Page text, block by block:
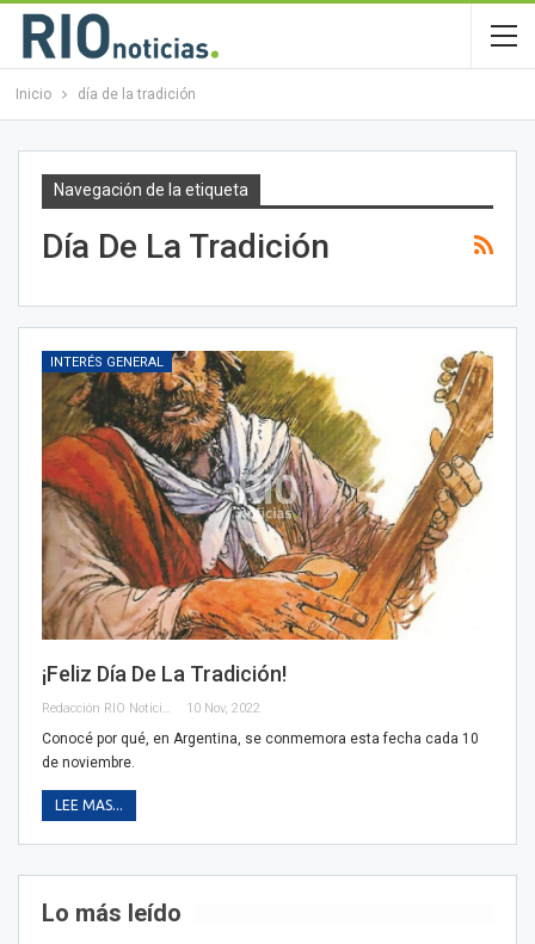
Inicio día de la tradición
Navegación de la etiqueta
Día De La Tradición
INTERÉS GENERAL
¡Feliz Día De La Tradición!
10 Nov, 2022
Conocé por qué, en Argentina, se conmemora esta fecha cada 10
de noviembre.
LEE MAS...
Lo más leído